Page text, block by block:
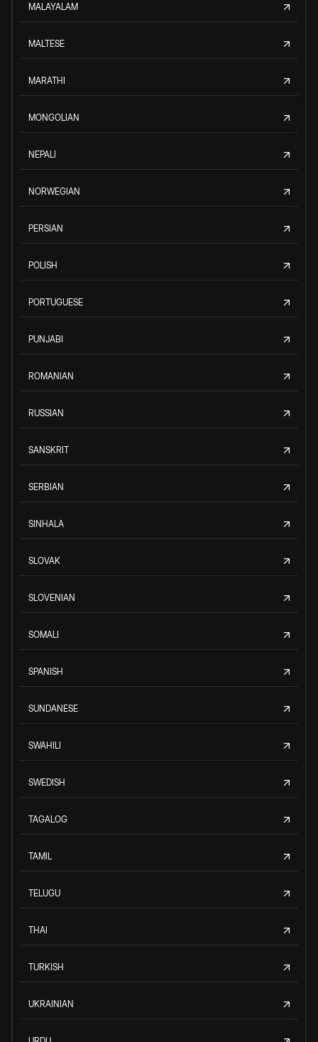
MALAYALAM
MALTESE
MARATHI
MONGOLIAN
NEPALI
NORWEGIAN
PERSIAN
POLISH
PORTUGUESE
PUNJABI
ROMANIAN
RUSSIAN
SANSKRIT
SERBIAN
SINHALA
SLOVAK
SLOVENIAN
SOMALI
SPANISH
SUNDANESE
SWAHILI
SWEDISH
TAGALOG
TAMIL
TELUGU
THAI
TURKISH
UKRAINIAN